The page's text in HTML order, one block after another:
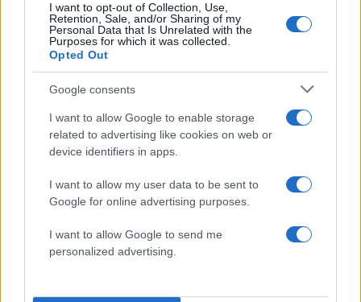
I want to opt-out of Collection, Use,
Retention, Sale, and/or Sharing of my
Personal Data that Is Unrelated with the
Purposes for which it was collected.
Opted Out
Google consents
I want to allow Google to enable storage
related to advertising like cookies on web or
device identifiers in apps.
I want to allow my user data to be sent to
Google for online advertising purposes.
I want to allow Google to send me
personalized advertising.
Marfin: Η 46χρονη πήρε προθεσμία για
να απολογηθεί την Τρίτη – «Είναι αθώα,
συμμετείχε στη διαδήλωση όπως και
100.000 άτομα»
Βγήκαν ξανά τα μαχαίρια στην Ελπίδα
Γρατσία και Γαλανός μετέτρεψαν το
κίνημα σε φοβικό αρχηγικό κόμμα»
Μεταφορές χρημάτων: Πότε μπορεί να
φόρος – Τι ισχυεί για τις γονικές παροχές
Απίστευτο κι όμως αληθινό -
Aναστέλλονται τα τακτικά ραντεβού του
αγγειοχειρουργού του νοσοκομείου
Χανίων επειδή κλάπηκε το μηχανάκι του